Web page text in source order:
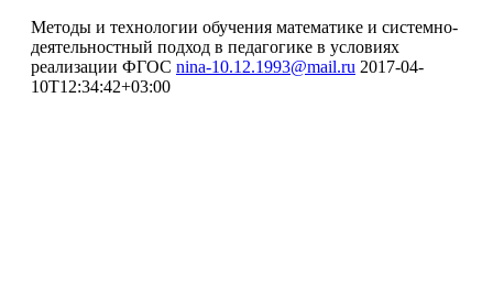
Методы и технологии обучения математике и системно-
деятельностный подход в педагогике в условиях
реализации ФГОС nina-10.12.1993@mail.ru 2017-04-
10T12:34:42+03:00